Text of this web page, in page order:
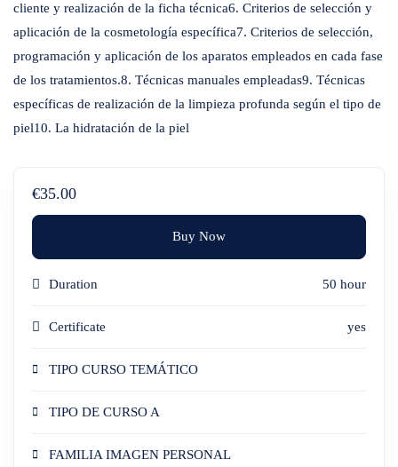
cliente y realización de la ficha técnica6. Criterios de selección y
aplicación de la cosmetología específica7. Criterios de selección,
programación y aplicación de los aparatos empleados en cada fase
de los tratamientos.8. Técnicas manuales empleadas9. Técnicas
específicas de realización de la limpieza profunda según el tipo de
piel10. La hidratación de la piel
€35.00
Buy Now
Duration 50 hour
Certificate yes
TIPO CURSO TEMÁTICO
TIPO DE CURSO A
FAMILIA IMAGEN PERSONAL